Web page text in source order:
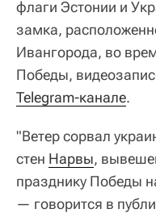
флаги Эстонии и
замка,
Ивангорода, во
Победы,
Telegram-канале.
"Ветер сорвал
стен Нарвы,
празднику Победы
— говорится в